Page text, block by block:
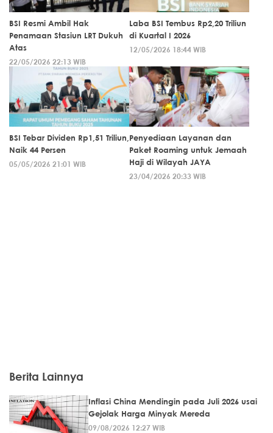
BSI Resmi Ambil Hak
Penamaan Stasiun LRT Dukuh
Atas
22/05/2026 22:13 WIB
Laba BSI Tembus Rp2,20 Triliun
di Kuartal I 2026
12/05/2026 18:44 WIB
BSI Tebar Dividen Rp1,51 Triliun,
Naik 44 Persen
05/05/2026 21:01 WIB
Penyediaan Layanan dan
Paket Roaming untuk Jemaah
Haji di Wilayah JAYA
23/04/2026 20:33 WIB
Berita Lainnya
Inflasi China Mendingin pada Juli 2026 usai
Gejolak Harga Minyak Mereda
09/08/2026 12:27 WIB